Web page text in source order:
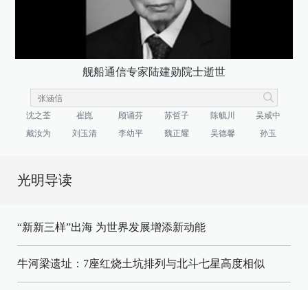
舰船通信专家陆建勋院士逝世
沈之荃 崔崑 顾诵芬 苏哲子 陈毓川
吴咸中
戴汝为
刘玉清 李幼平 魏正耀 吴德馨 孙玉
光明导读
“新新三样”出海 为世界发展增添新动能
牛河梁遗址：7座红烧土坑排列与北斗七星高度相似